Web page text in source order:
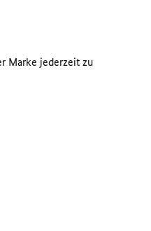
Marke jederzeit zu